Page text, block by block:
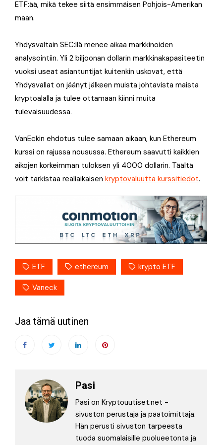
ETF:ää, mikä tekee siitä ensimmäisen Pohjois-Amerikan
maan.
Yhdysvaltain SEC:llä menee aikaa markkinoiden
analysointiin. Yli 2 biljoonan dollarin markkinakapasiteetin
vuoksi useat asiantuntijat kuitenkin uskovat, että
Yhdysvallat on jäänyt jälkeen muista johtavista maista
kryptoalalla ja tulee ottamaan kiinni muita
tulevaisuudessa.
VanEckin ehdotus tulee samaan aikaan, kun Ethereum
kurssi on rajussa nousussa. Ethereum saavutti kaikkien
aikojen korkeimman tuloksen yli 4000 dollarin. Täältä
voit tarkistaa realiaikaisen kryptovaluutta kurssitiedot.
ETF ethereum krypto ETF
Vaneck
Jaa tämä uutinen
Pasi
Pasi on Kryptouutiset.net -
sivuston perustaja ja päätoimittaja.
Hän perusti sivuston tarpeesta
tuoda suomalaisille puolueetonta ja